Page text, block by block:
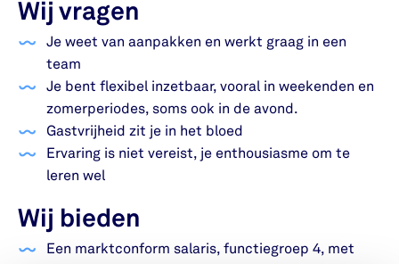
Wij vragen
Je weet van aanpakken en werkt graag in een
team
Je bent flexibel inzetbaar, vooral in weekenden en
zomerperiodes, soms ook in de avond.
Gastvrijheid zit je in het bloed
Ervaring is niet vereist, je enthousiasme om te
leren wel
Wij bieden
Een marktconform salaris, functiegroep 4, met